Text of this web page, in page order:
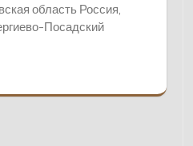
область Россия,
Посадский